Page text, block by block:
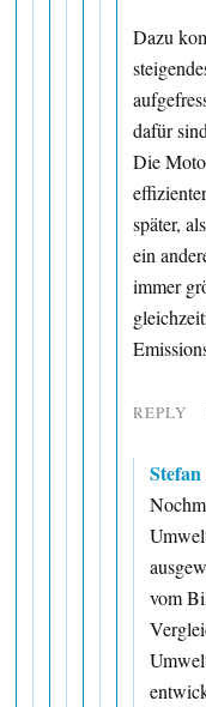
Dazu
dafür
Die
später,
ein
immer
REPLY
vom